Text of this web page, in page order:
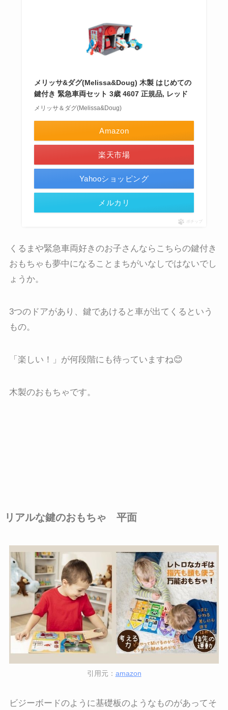
メリッサ&ダグ(Melissa&Doug) 木製 はじめての
鍵付き 緊急車両セット 3歳 4607 正規品, レッド
メリッサ＆ダグ(Melissa&Doug)
Amazon
楽天市場
Yahooショッピング
メルカリ
ポチップ
くるまや緊急車両好きのお子さんならこちらの鍵付き
おもちゃも夢中になることまちがいなしではないでし
ょうか。
3つのドアがあり、鍵であけると車が出てくるという
もの。
「楽しい！」が何段階にも待っていますね😊
木製のおもちゃです。
リアルな鍵のおもちゃ 平面
引用元： amazon
ビジーボードのように基礎板のようなものがあってそ